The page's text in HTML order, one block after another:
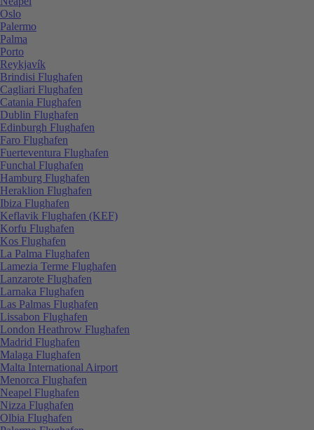
Oslo
Palermo
Palma
Porto
Reykjavík
Brindisi Flughafen
Cagliari Flughafen
Catania Flughafen
Dublin Flughafen
Edinburgh Flughafen
Faro Flughafen
Fuerteventura Flughafen
Funchal Flughafen
Hamburg Flughafen
Heraklion Flughafen
Ibiza Flughafen
Keflavik Flughafen (KEF)
Korfu Flughafen
Kos Flughafen
La Palma Flughafen
Lamezia Terme Flughafen
Lanzarote Flughafen
Larnaka Flughafen
Las Palmas Flughafen
Lissabon Flughafen
London Heathrow Flughafen
Madrid Flughafen
Malaga Flughafen
Malta International Airport
Menorca Flughafen
Neapel Flughafen
Nizza Flughafen
Olbia Flughafen